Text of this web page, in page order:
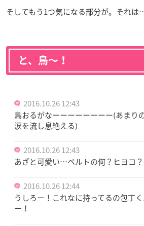
そしてもう1つ気になる部分が。それは
と、鳥〜！
2016.10.26 12:43
鳥おるがなーーーーーーーー(あまり
涙を流し息絶える)
2016.10.26 12:43
あざと可愛い…ベルトの何？ヒヨコ？
2016.10.26 12:44
うしろー！これなに持ってるの包丁
ー！